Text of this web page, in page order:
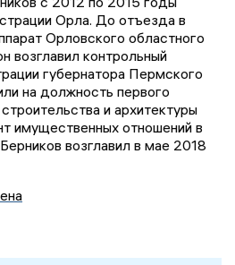
Орла. До отъезда в
Орловского областного
возглавил контрольный
губернатора Пермского
на должность первого
и архитектуры
имущественных отношений в
возглавил в мае 2018